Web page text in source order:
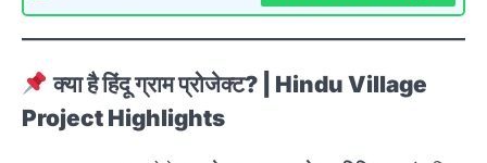
क्या है हिंदू ग्राम प्रोजेक्ट? | Hindu Village
Project Highlights